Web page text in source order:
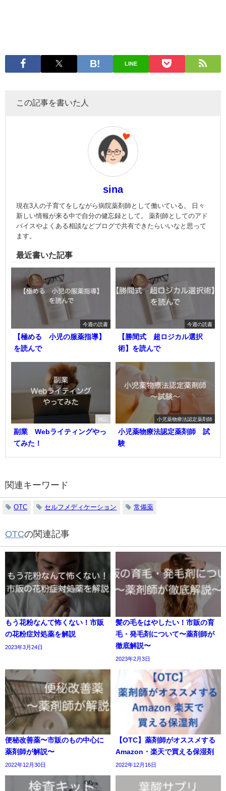
LINE
この記事を書いた人
sina
現在3人の子育てをしながら病院薬剤師として働いている。 日々
新しい情報が来る中で自分の健忘録として。 薬剤師としてのアド
バイスやよくある相談などブログで共有できたらいいなと思って
ます。
最近書いた記事
今週の読書
【極める 小児の服薬指導】
を読んで
今週の読書
【勝間式 超ロジカル選択
術】を読んで
雑記
副業 Webライティングやっ
てみた！
小児薬物療法認定薬剤師
小児薬物療法認定薬剤師 試
験
関連キーワード
OTC セルフメディケーション 常備薬
OTCの関連記事
もう花粉なんて怖くない！市販
の花粉症対処薬を解説
2023年3月24日
髪の毛をはやしたい！市販の育
毛・発毛剤について〜薬剤師が
徹底解説〜
2023年2月3日
便秘改善薬〜市販のもの中心に
薬剤師が解説〜
2022年12月30日
【OTC】薬剤師がオススメする
Amazon・楽天で買える保湿剤
2022年12月16日